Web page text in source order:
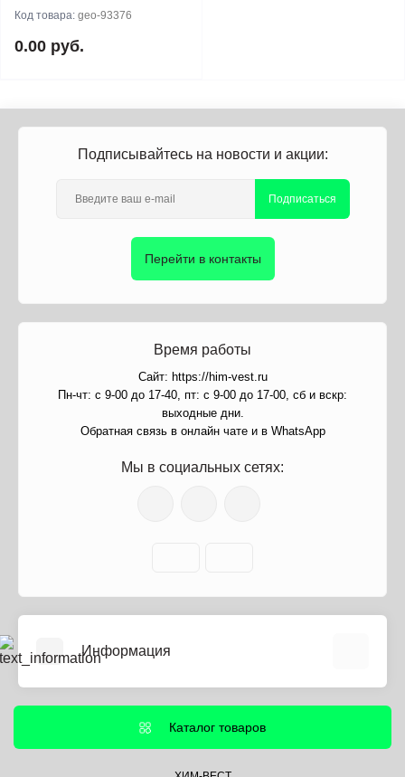
Код товара: geo-93376
0.00 руб.
Подписывайтесь на новости и акции:
Подписаться
Перейти в контакты
Время работы
Сайт: https://him-vest.ru
Пн-чт: с 9-00 до 17-40, пт: с 9-00 до 17-00, сб и вскр:
выходные дни.
Обратная связь в онлайн чате и в WhatsApp
Мы в социальных сетях:
Информация
Информация о доставке
Политика безопасности
Каталог товаров